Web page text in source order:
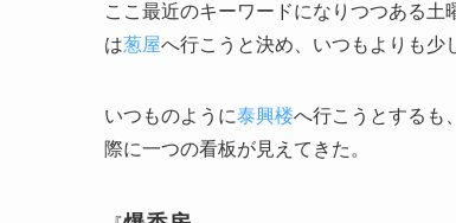
ここ最近のキーワードになりつつある
は葱屋へ行こうと決め、いつもよりも少
いつものように泰興楼へ行こうとするも
際に一つの看板が見えてきた。